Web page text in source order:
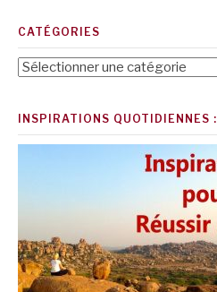
CATÉGORIES
Catégories
INSPIRATIONS QUOTIDIENNES :